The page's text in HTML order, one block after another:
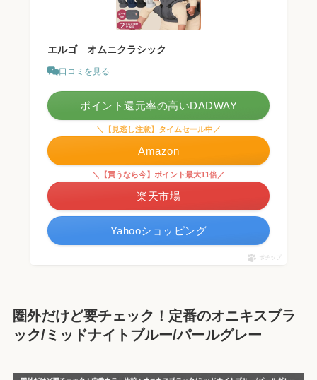
エルゴ オムニクラシック
口コミを見る
＼【見逃し注意】タイムセール中／
Amazon
＼【買うなら今】ポイント最大11倍／
楽天市場
Yahooショッピング
ポイント還元率の高いDADWAY
ポチップ
圏外だけど要チェック！定番のオニキスブラ
ック/ミッドナイトブルー/パールグレー